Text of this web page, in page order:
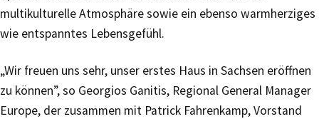
multikulturelle Atmosphäre sowie ein ebenso warmherziges
wie entspanntes Lebensgefühl.
„Wir freuen uns sehr, unser erstes Haus in Sachsen eröffnen
zu können”, so Georgios Ganitis, Regional General Manager
Europe, der zusammen mit Patrick Fahrenkamp, Vorstand